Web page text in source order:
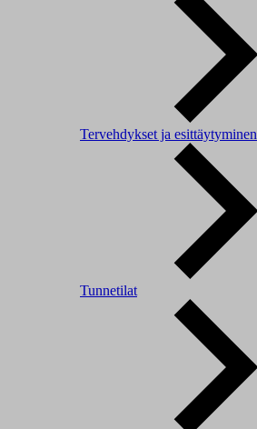
Tervehdykset ja esittäytyminen
Tunnetilat